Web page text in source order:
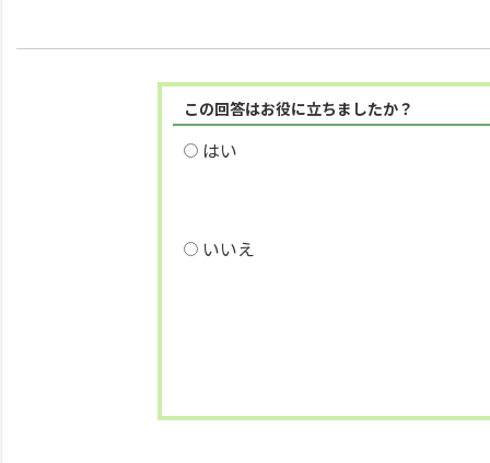
この回答はお役に立ちましたか？
はい
いいえ